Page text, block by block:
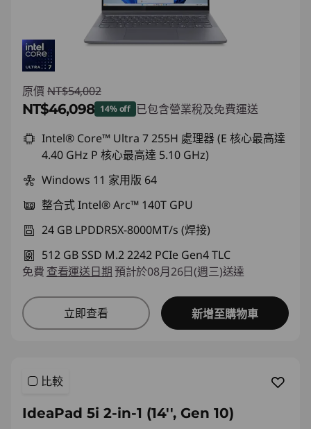
原價 NT$54,002
NT$46,098 14% off 已包含營業稅及免費運送
即時折扣： :-NT$7,904
Intel® Core™ Ultra 7 255H 處理器 (E 核心最高達
4.40 GHz P 核心最高達 5.10 GHz)
Windows 11 家用版 64
整合式 Intel® Arc™ 140T GPU
24 GB LPDDR5X-8000MT/s (焊接)
512 GB SSD M.2 2242 PCIe Gen4 TLC
免費 查看運送日期預計於08月26日(週三)送達
立即查看 新增至購物車
比較
IdeaPad 5i 2-in-1 (14'', Gen 10)